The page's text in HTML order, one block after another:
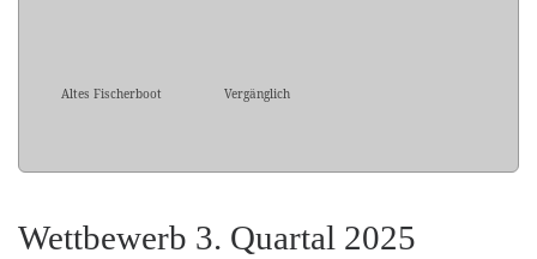
Altes Fischerboot Vergänglich
Wettbewerb 3. Quartal 2025